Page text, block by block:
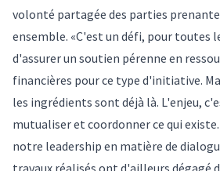
volonté partagée des parties
ensemble. «C'est un défi, pour toutes
d'assurer un soutien pérenne en
financières pour ce type d'initiative.
les ingrédients sont déjà là. L'enjeu,
mutualiser et coordonner ce qui
notre leadership en matière de
travaux réalisés ont d'ailleurs dégagé